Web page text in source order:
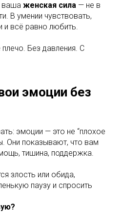
ваша женская сила — не в
В умении чувствовать,
и всё равно любить.
Без давления. С
эмоции без
эмоции — это не “плохое
Они показывают, что вам
тишина, поддержка.
злость или обида,
паузу и спросить